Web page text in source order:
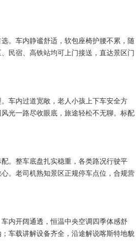
。车内静谧舒适，软包座椅护腰不累，随
民宿、高铁站均可上门接送，直达景区门
车内过道宽敞，老人小孩上下车安全方
光一路尽收眼底，旅途轻松不无聊。标配
。整车底盘扎实稳重，各类路况行驶平
。老司机熟知景区正规停车点位，合规营
内开阔通透，恒温中央空调四季体感舒
车载讲解设备齐全，沿途解说喀斯特地貌